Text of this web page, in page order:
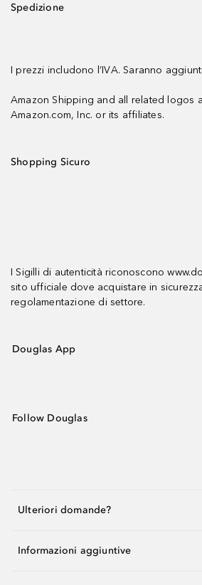
Spedizione
I prezzi includono l’IVA. Saranno
Amazon Shipping and all related logos
Amazon.com, Inc. or its affiliates.
Shopping Sicuro
I Sigilli di autenticità riconoscono
sito ufficiale dove acquistare in
regolamentazione di settore.
Douglas App
Follow Douglas
Ulteriori domande?
Informazioni aggiuntive